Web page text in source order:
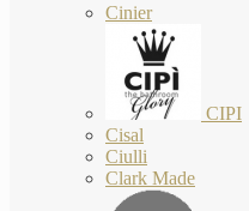
Cinier
CIPI
Cisal
Ciulli
Clark Made